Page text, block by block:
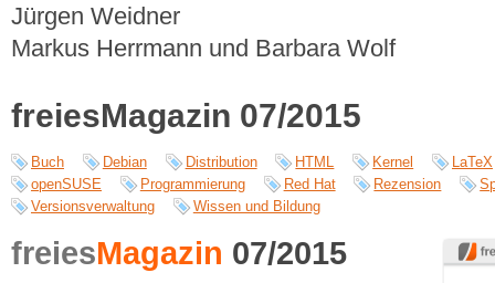
Jürgen Weidner
Markus Herrmann und Barbara Wolf
freiesMagazin 07/2015
Buch Debian Distribution HTML Kernel
LaTeX
openSUSE
Programmierung Red Hat Rezension
Versionsverwaltung
Wissen und Bildung
freiesMagazin 07/2015